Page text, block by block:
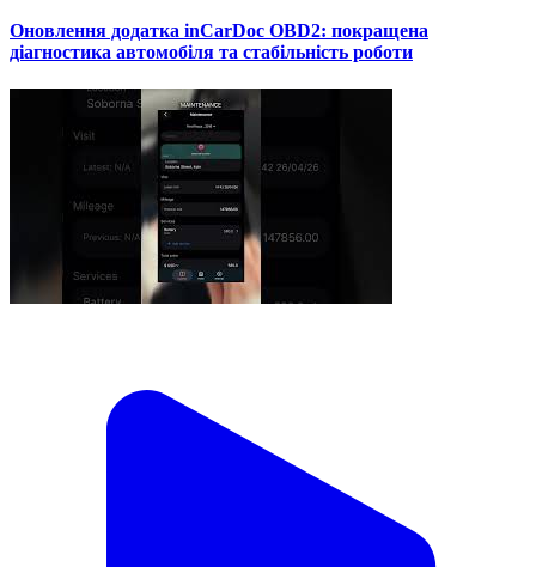
Оновлення додатка inCarDoc OBD2: покращена
діагностика автомобіля та стабільність роботи